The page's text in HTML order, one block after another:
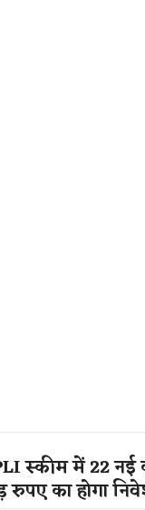
स्कीम में 22 नई
रुपए का होगा